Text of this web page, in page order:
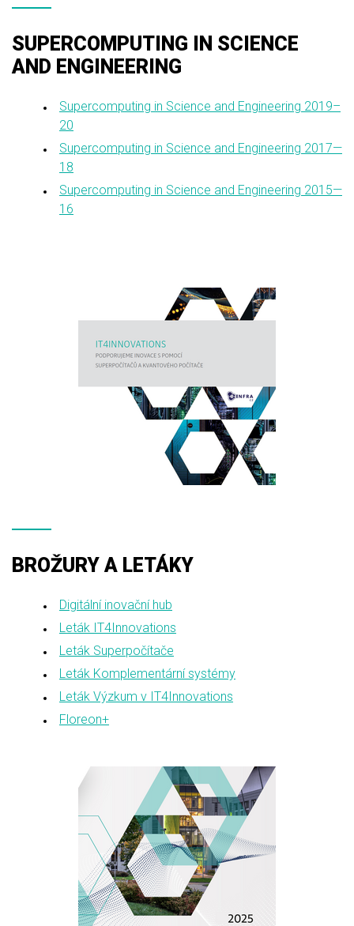
SUPERCOMPUTING IN SCIENCE
AND ENGINEERING
Supercomputing in Science and Engineering 2019–
20
Supercomputing in Science and Engineering 2017—
18
Supercomputing in Science and Engineering 2015—
16
BROŽURY A LETÁKY
Digitální inovační hub
Leták IT4Innovations
Leták Superpočítače
Leták Komplementární systémy
Leták Výzkum v IT4Innovations
Floreon+